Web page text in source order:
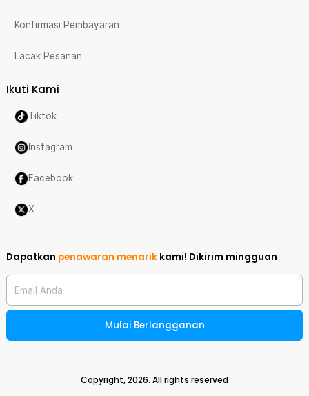
Konfirmasi Pembayaran
Lacak Pesanan
Ikuti Kami
Tiktok
Instagram
Facebook
X
Dapatkan penawaran menarik kami! Dikirim mingguan
Email Anda
Mulai Berlangganan
Copyright,2026. All rights reserved